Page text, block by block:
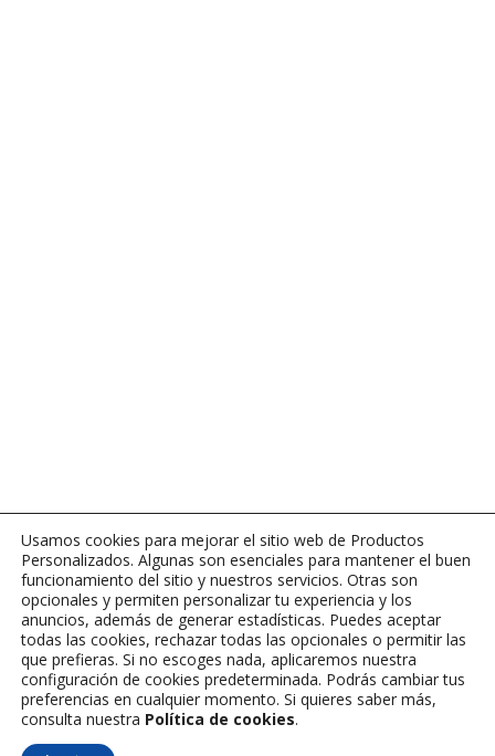
Usamos cookies para mejorar el sitio web de Productos
Personalizados. Algunas son esenciales para mantener el buen
funcionamiento del sitio y nuestros servicios. Otras son
opcionales y permiten personalizar tu experiencia y los
anuncios, además de generar estadísticas. Puedes aceptar
todas las cookies, rechazar todas las opcionales o permitir las
que prefieras. Si no escoges nada, aplicaremos nuestra
configuración de cookies predeterminada. Podrás cambiar tus
preferencias en cualquier momento. Si quieres saber más,
consulta nuestra Política de cookies.